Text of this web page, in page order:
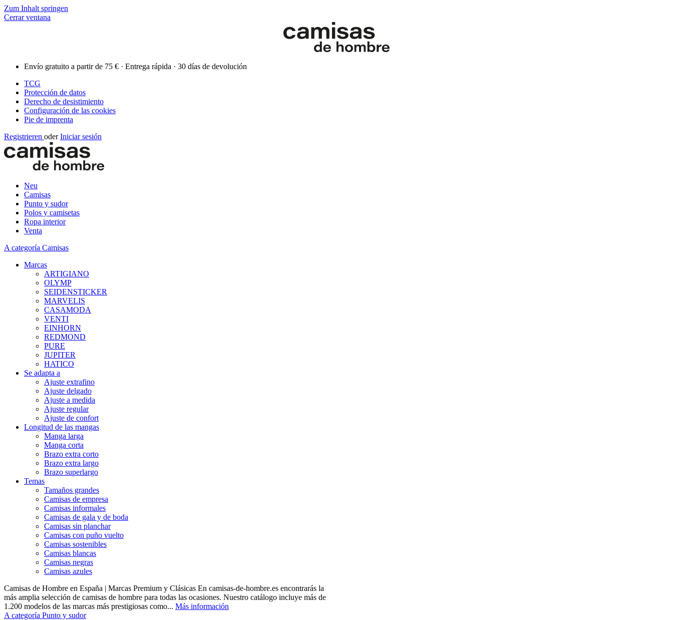
Zum Inhalt springen
Cerrar ventana
Envío gratuito a partir de 75 € · Entrega rápida · 30 días de devolución
TCG
Protección de datos
Derecho de desistimiento
Configuración de las cookies
Pie de imprenta
Registrieren oder Iniciar sesión
Neu
Camisas
Punto y sudor
Polos y camisetas
Ropa interior
Venta
A categoría Camisas
Marcas
ARTIGIANO
OLYMP
SEIDENSTICKER
MARVELIS
CASAMODA
VENTI
EINHORN
REDMOND
PURE
JUPITER
HATICO
Se adapta a
Ajuste extrafino
Ajuste delgado
Ajuste a medida
Ajuste regular
Ajuste de confort
Longitud de las mangas
Manga larga
Manga corta
Brazo extra corto
Brazo extra largo
Brazo superlargo
Temas
Tamaños grandes
Camisas de empresa
Camisas informales
Camisas de gala y de boda
Camisas sin planchar
Camisas con puño vuelto
Camisas sostenibles
Camisas blancas
Camisas negras
Camisas azules
Camisas de Hombre en España | Marcas Premium y Clásicas En camisas-de-hombre.es encontrarás la
más amplia selección de camisas de hombre para todas las ocasiones. Nuestro catálogo incluye más de
1.200 modelos de las marcas más prestigiosas como... Más información
A categoría Punto y sudor